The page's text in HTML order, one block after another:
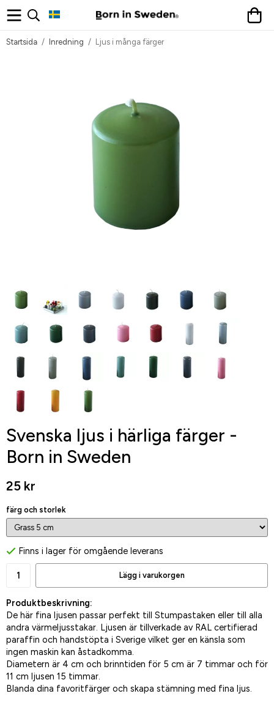
Startsida / Inredning / Ljus i många färger
Svenska ljus i härliga färger -
Born in Sweden
25 kr
färg och storlek
Finns i lager för omgående leverans
Lägg i varukorgen
Produktbeskrivning:
De här fina ljusen passar perfekt till Stumpastaken eller till alla
andra värmeljusstakar. Ljusen är tillverkade av RAL certifierad
paraffin och handstöpta i Sverige vilket ger en känsla som
ingen maskin kan åstadkomma.
Diametern är 4 cm och brinntiden för 5 cm är 7 timmar och för
11 cm ljusen 15 timmar.
Blanda dina favoritfärger och skapa stämning med fina ljus.